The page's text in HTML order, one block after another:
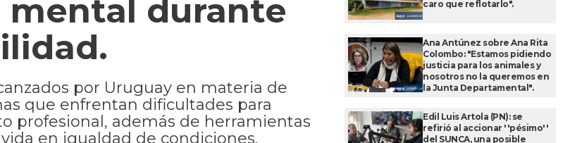
durante
por Uruguay en materia de
que enfrentan dificultades para
profesional, además de herramientas
en igualdad de condiciones.
caro que reflotarlo".
Ana Antúnez sobre Ana Rita
Colombo: "Estamos pidiendo
justicia para los animales y
nosotros no la queremos en
la Junta Departamental".
Edil Luis Artola (PN): se
refirió al accionar ''pésimo''
del SUNCA, una posible